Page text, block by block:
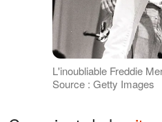
L'inoubliable Freddie
Source : Getty Images